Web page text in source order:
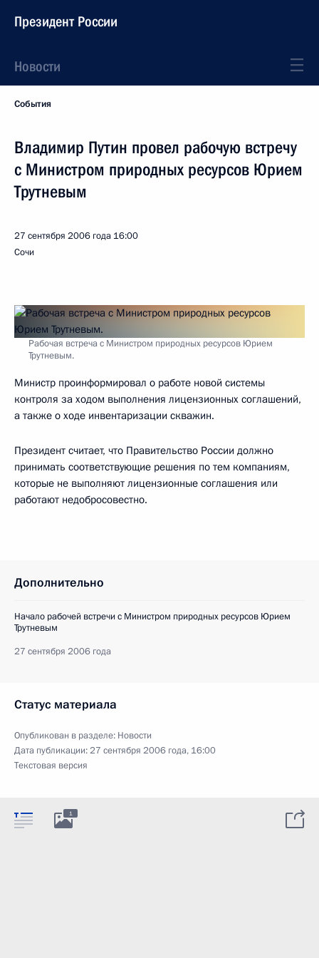
Президент России
Новости
События
Владимир Путин провел рабочую встречу
с Министром природных ресурсов Юрием
Трутневым
27 сентября 2006 года 16:00
Сочи
Рабочая встреча с Министром природных ресурсов Юрием
Трутневым.
Министр проинформировал о работе новой системы
контроля за ходом выполнения лицензионных соглашений,
а также о ходе инвентаризации скважин.
Президент считает, что Правительство России должно
принимать соответствующие решения по тем компаниям,
которые не выполняют лицензионные соглашения или
работают недобросовестно.
Дополнительно
Начало рабочей встречи с Министром природных ресурсов Юрием
Трутневым
27 сентября 2006 года
Статус материала
Опубликован в разделе: Новости
Дата публикации:27 сентября 2006 года, 16:00
Текстовая версия
1